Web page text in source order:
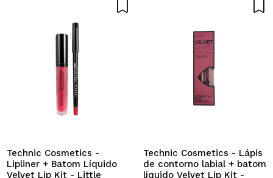
Technic Cosmetics -
Lipliner + Batom Líquido
Velvet Lip Kit - Little
Technic Cosmetics - Lápis
de contorno labial + batom
líquido Velvet Lip Kit -